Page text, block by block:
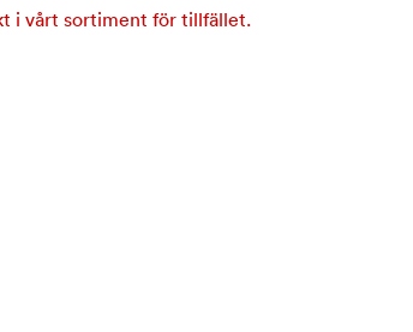
i vårt sortiment för tillfället.